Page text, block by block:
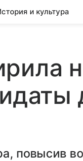
и культура
повысив